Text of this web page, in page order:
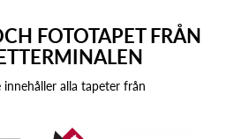
FOTOTAPET FRÅN
innehåller alla tapeter från